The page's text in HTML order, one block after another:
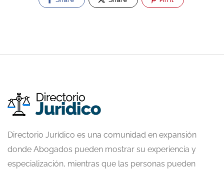
Directorio Jurídico es una comunidad en expansión
donde Abogados pueden mostrar su experiencia y
especialización, mientras que las personas pueden